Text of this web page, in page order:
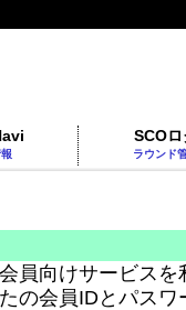
SCOロ
ラウンド
会員向けサービスを
の会員IDとパスワ